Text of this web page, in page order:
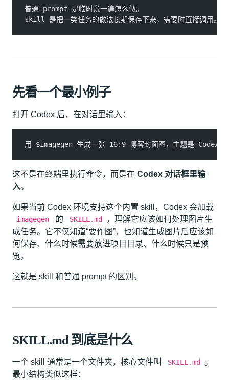
普通 prompt 是临时说一遍怎么做。
skill 是把一类任务的做法长期保存下来，需要时直接调用。
先看一个最小例子
打开 Codex 后，在对话里输入：
用 $imagegen 生成一张 16:9 博客封面图，主题是 Codex
这不是在终端里执行命令，而是在 Codex 对话框里输
入。
如果当前 Codex 环境支持这个内置 skill，Codex 会加载
imagegen 的 SKILL.md
，理解它应该如何处理图片生
成任务。它不仅知道“要作图”，也知道生成图片后应该如
何保存、什么时候需要放进项目目录、什么时候只是预
览。
这就是 skill 和普通 prompt 的区别。
SKILL.md 到底是什么
一个 skill 通常是一个文件夹，核心文件叫 SKILL.md
。
最小结构类似这样：